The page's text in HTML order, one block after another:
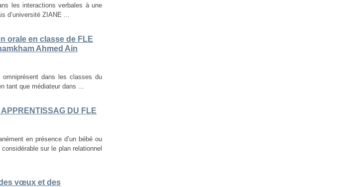
les interactions verbales à une
d’université ZIANE ...
orale en classe de FLE
Ahmed Ain
dans les classes du
tant que médiateur dans ...
APPRENTISSAG DU FLE
en présence d’un bébé ou
sur le plan relationnel
vœux et des